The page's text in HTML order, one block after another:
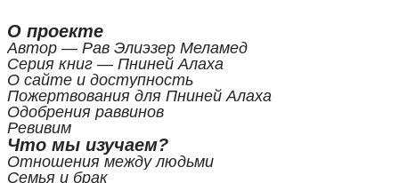
О проекте
Автор — Рав Элиэзер Меламед
Серия книг — Пниней Алаха
О сайте и доступность
Пожертвования для Пниней Алаха
Одобрения раввинов
Ревивим
Что мы изучаем?
Отношения между людьми
Семья и брак